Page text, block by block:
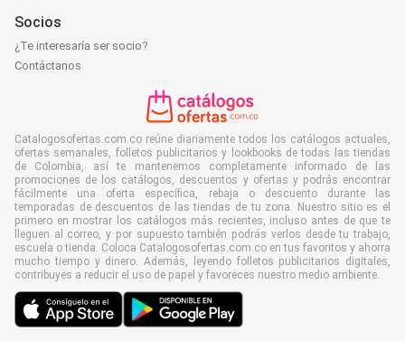
Socios
¿Te interesaría ser socio?
Contáctanos
Catalogosofertas.com.co reúne diariamente todos los catálogos actuales,
ofertas semanales, folletos publicitarios y lookbooks de todas las tiendas
de Colombia, así te mantenemos completamente informado de las
promociones de los catálogos, descuentos y ofertas y podrás encontrar
fácilmente una oferta específica, rebaja o descuento durante las
temporadas de descuentos de las tiendas de tu zona. Nuestro sitio es el
primero en mostrar los catálogos más recientes, incluso antes de que te
lleguen al correo, y por supuesto también podrás verlos desde tu trabajo,
escuela o tienda. Coloca Catalogosofertas.com.co en tus favoritos y ahorra
mucho tiempo y dinero. Además, leyendo folletos publicitarios digitales,
contribuyes a reducir el uso de papel y favoreces nuestro medio ambiente.